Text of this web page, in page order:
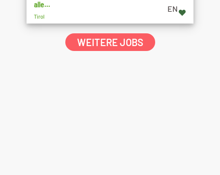
alle...
Tirol
EN
WEITERE JOBS